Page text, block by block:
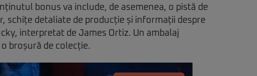
bonus va include, de asemenea, o pistă de
schițe detaliate de producție și informații despre
interpretat de James Ortiz. Un ambalaj
broșură de colecție.